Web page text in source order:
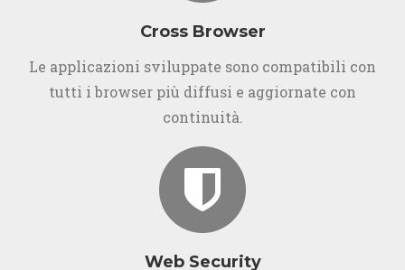
Cross Browser
Le applicazioni sviluppate sono compatibili con
tutti i browser più diffusi e aggiornate con
continuità.
Web Security